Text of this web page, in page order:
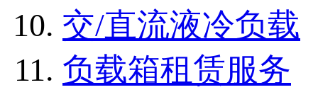
交/直流液冷负载
负载箱租赁服务